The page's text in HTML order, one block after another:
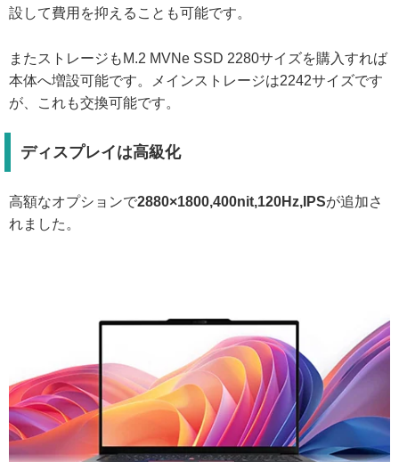
設して費用を抑えることも可能です。
またストレージもM.2 MVNe SSD 2280サイズを購入すれば
本体へ増設可能です。メインストレージは2242サイズです
が、これも交換可能です。
ディスプレイは高級化
高額なオプションで2880×1800,400nit,120Hz,IPSが追加さ
れました。